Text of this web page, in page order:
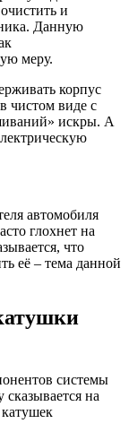
и
Данную
меру.
корпус
чистом виде с
искры. А
автомобиля
глохнет на
что
её – тема данной
системы
сказывается на